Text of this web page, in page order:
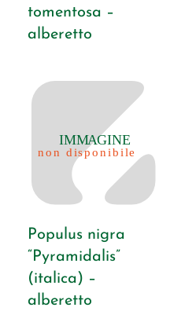
tomentosa –
alberetto
Populus nigra
“Pyramidalis”
(italica) –
alberetto